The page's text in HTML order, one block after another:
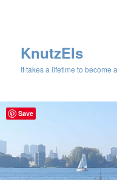
KnutzEls
It takes a lifetime to become
Save